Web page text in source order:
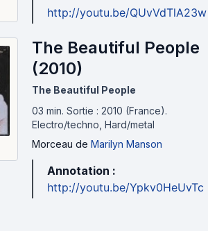
http://youtu.be/QUvVdTlA23w
The Beautiful People
(2010)
The Beautiful People
03 min. Sortie : 2010 (France).
Electro/techno, Hard/metal
Morceau de Marilyn Manson
Annotation :
http://youtu.be/Ypkv0HeUvTc